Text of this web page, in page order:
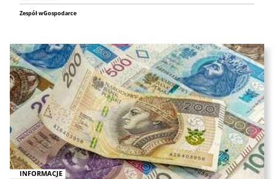
Zespół wGospodarce
INFORMACJE